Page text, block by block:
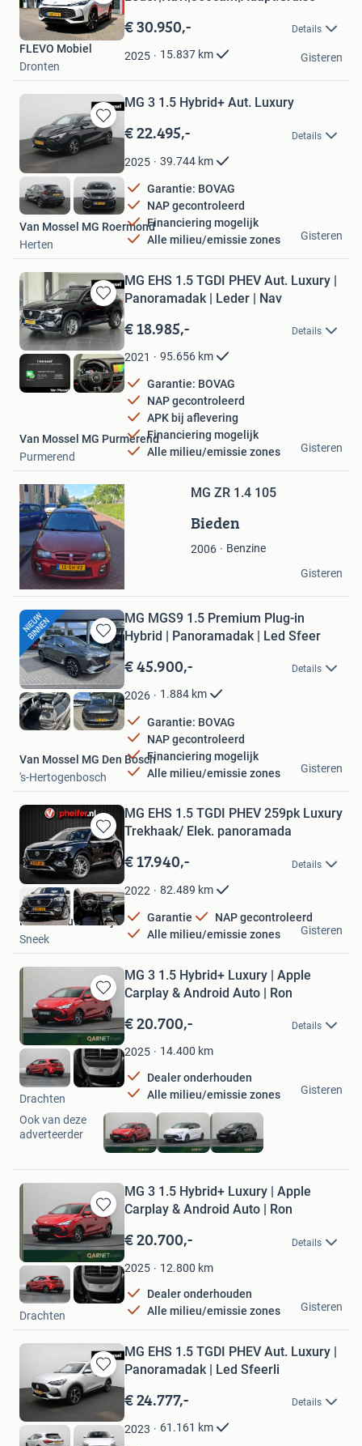
Bewaren
in
Mijn
Favorieten
€ 30.950,- Details
2025 15.837 km
FLEVO Mobiel
Dronten
Gisteren
Bewaren
in
Favorieten
MG 3 1.5 Hybrid+ Aut. Luxury
€ 22.495,- Details
2025 39.744 km
Garantie: BOVAG
NAP gecontroleerd
Financiering mogelijk
Alle milieu/emissie zones
Van Mossel MG Roermond
Herten
Gisteren
Bewaren
in
Mijn
Favorieten
MG EHS 1.5 TGDI PHEV Aut. Luxury |
Panoramadak | Leder | Nav
€ 18.985,- Details
2021 95.656 km
Garantie: BOVAG
NAP gecontroleerd
APK bij aflevering
Financiering mogelijk
Alle milieu/emissie zones
Van Mossel MG Purmerend
Purmerend
Gisteren
Bewaren
Mijn
Favorieten
MG ZR 1.4 105
Bieden
2006
Benzine
luka
Terneuzen
Gisteren
Bewaren
in
Mijn
Favorieten
MG MGS9 1.5 Premium Plug-in
Hybrid | Panoramadak | Led Sfeer
€ 45.900,- Details
2026 1.884 km
Garantie: BOVAG
NAP gecontroleerd
Financiering mogelijk
Alle milieu/emissie zones
Van Mossel MG Den Bosch
's-Hertogenbosch
Gisteren
Bewaren
in
Mijn
Favorieten
MG EHS 1.5 TGDI PHEV 259pk Luxury
Trekhaak/ Elek. panoramada
€ 17.940,- Details
2022 82.489 km
Garantie
NAP gecontroleerd
Alle milieu/emissie zones
Pheifer Autobedrijf
Sneek
Gisteren
Bewaren
in
Mijn
Favorieten
MG 3 1.5 Hybrid+ Luxury | Apple
Carplay & Android Auto | Ron
€ 20.700,- Details
2025 14.400 km
Dealer onderhouden
Alle milieu/emissie zones
Qarnet
Drachten
Gisteren
Ook van deze
adverteerder
Bewaren
in
Mijn
Favorieten
MG 3 1.5 Hybrid+ Luxury | Apple
Carplay & Android Auto | Ron
€ 20.700,- Details
2025 12.800 km
Dealer onderhouden
Alle milieu/emissie zones
Qarnet
Drachten
Gisteren
Bewaren
in
Mijn
Favorieten
MG EHS 1.5 TGDI PHEV Aut. Luxury |
Panoramadak | Led Sfeerli
€ 24.777,- Details
2023 61.161 km